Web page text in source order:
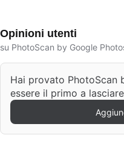
Opinioni utenti
su PhotoScan by Google
Hai provato PhotoScan
essere il primo a